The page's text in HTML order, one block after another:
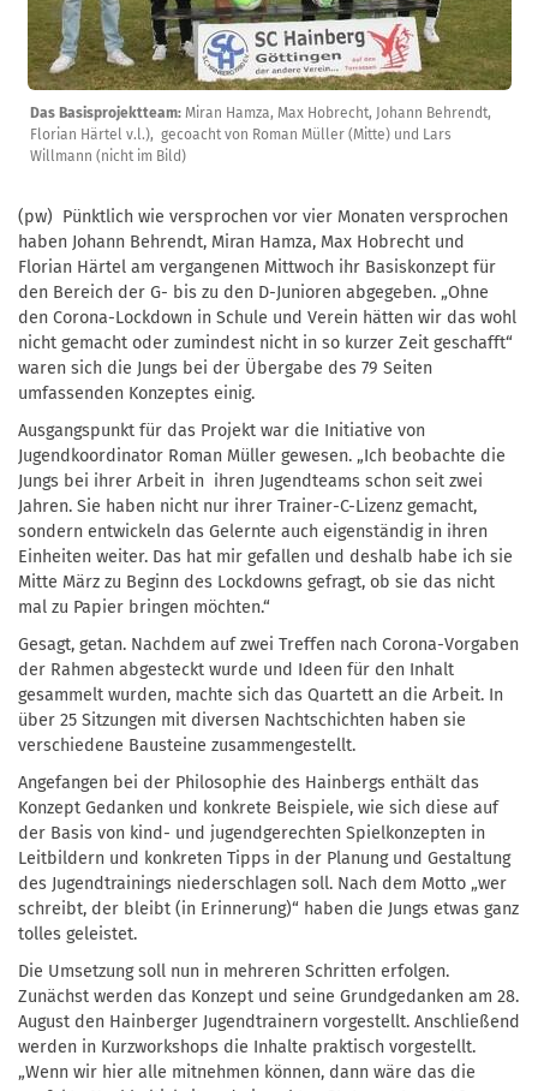
Das Basisprojektteam: Miran Hamza, Max Hobrecht, Johann Behrendt,
Florian Härtel v.l.), gecoacht von Roman Müller (Mitte) und Lars
Willmann (nicht im Bild)
(pw) Pünktlich wie versprochen vor vier Monaten versprochen
haben Johann Behrendt, Miran Hamza, Max Hobrecht und
Florian Härtel am vergangenen Mittwoch ihr Basiskonzept für
den Bereich der G- bis zu den D-Junioren abgegeben. „Ohne
den Corona-Lockdown in Schule und Verein hätten wir das wohl
nicht gemacht oder zumindest nicht in so kurzer Zeit geschafft“
waren sich die Jungs bei der Übergabe des 79 Seiten
umfassenden Konzeptes einig.
Ausgangspunkt für das Projekt war die Initiative von
Jugendkoordinator Roman Müller gewesen. „Ich beobachte die
Jungs bei ihrer Arbeit in ihren Jugendteams schon seit zwei
Jahren. Sie haben nicht nur ihrer Trainer-C-Lizenz gemacht,
sondern entwickeln das Gelernte auch eigenständig in ihren
Einheiten weiter. Das hat mir gefallen und deshalb habe ich sie
Mitte März zu Beginn des Lockdowns gefragt, ob sie das nicht
mal zu Papier bringen möchten.“
Gesagt, getan. Nachdem auf zwei Treffen nach Corona-Vorgaben
der Rahmen abgesteckt wurde und Ideen für den Inhalt
gesammelt wurden, machte sich das Quartett an die Arbeit. In
über 25 Sitzungen mit diversen Nachtschichten haben sie
verschiedene Bausteine zusammengestellt.
Angefangen bei der Philosophie des Hainbergs enthält das
Konzept Gedanken und konkrete Beispiele, wie sich diese auf
der Basis von kind- und jugendgerechten Spielkonzepten in
Leitbildern und konkreten Tipps in der Planung und Gestaltung
des Jugendtrainings niederschlagen soll. Nach dem Motto „wer
schreibt, der bleibt (in Erinnerung)“ haben die Jungs etwas ganz
tolles geleistet.
Die Umsetzung soll nun in mehreren Schritten erfolgen.
Zunächst werden das Konzept und seine Grundgedanken am 28.
August den Hainberger Jugendtrainern vorgestellt. Anschließend
werden in Kurzworkshops die Inhalte praktisch vorgestellt.
„Wenn wir hier alle mitnehmen können, dann wäre das die